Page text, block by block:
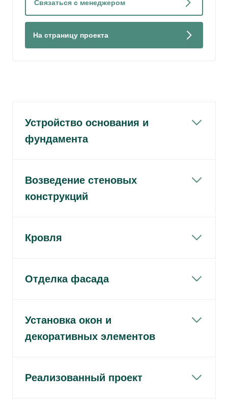
Связаться с менеджером
На страницу проекта
Устройство основания и
фундамента
Возведение стеновых
конструкций
Кровля
Отделка фасада
Установка окон и
декоративных элементов
Реализованный проект